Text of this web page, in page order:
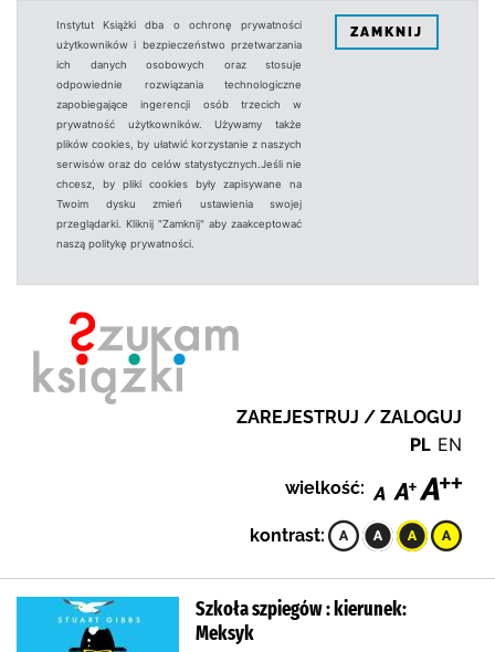
Instytut Książki dba o ochronę prywatności
użytkowników i bezpieczeństwo przetwarzania
ich danych osobowych oraz stosuje
odpowiednie rozwiązania technologiczne
zapobiegające ingerencji osób trzecich w
prywatność użytkowników. Używamy także
plików cookies, by ułatwić korzystanie z naszych
serwisów oraz do celów statystycznych.Jeśli nie
chcesz, by pliki cookies były zapisywane na
Twoim dysku zmień ustawienia swojej
przeglądarki. Kliknij "Zamknij" aby zaakceptować
naszą politykę prywatności.
ZAMKNIJ
ZAREJESTRUJ / ZALOGUJ
PL EN
wielkość:
kontrast:
Szkoła szpiegów : kierunek:
Meksyk